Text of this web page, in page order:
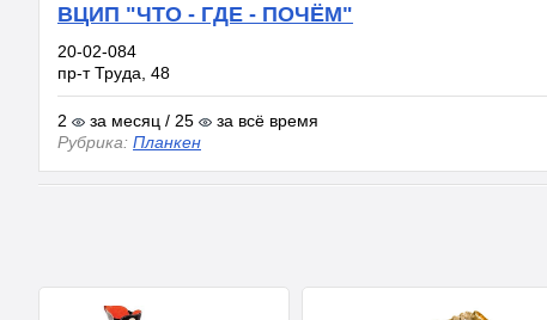
ВЦИП "ЧТО - ГДЕ - ПОЧЁМ"
20-02-084
пр-т Труда, 48
2 за месяц / 25
за всё время
Рубрика: Планкен